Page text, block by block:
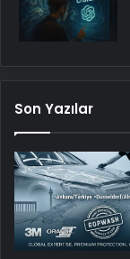
Son Yazılar